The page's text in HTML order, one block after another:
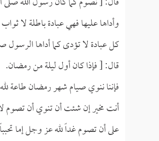
وأداها عليها فهي عبادة باطلة لا
كل عبادة لا تؤدى كما أداها الرسول
قال: [ فإذا كان أول ليلة من رمضان.
فإننا ننوي صيام شهر رمضان طاعة
أنت مخير إن شئت أن تنوي أن تصوم
على أن تصوم غداً لله عز وجل إما